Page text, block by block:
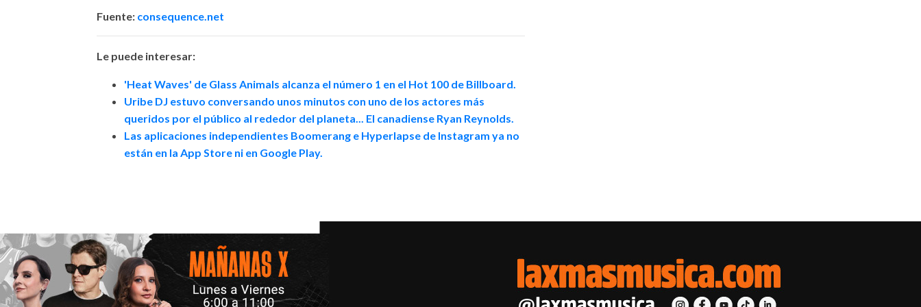
Fuente: consequence.net
Le puede interesar:
'Heat Waves' de Glass Animals alcanza el número 1 en el Hot 100 de Billboard.
Uribe DJ estuvo conversando unos minutos con uno de los actores más
queridos por el público al rededor del planeta... El canadiense Ryan Reynolds.
Las aplicaciones independientes Boomerang e Hyperlapse de Instagram ya no
están en la App Store ni en Google Play.